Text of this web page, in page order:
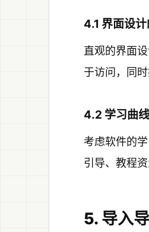
4.1 界面设
直观的界面
于访问，同
4.2 学习曲
考虑软件的
引导、教程
5. 导入